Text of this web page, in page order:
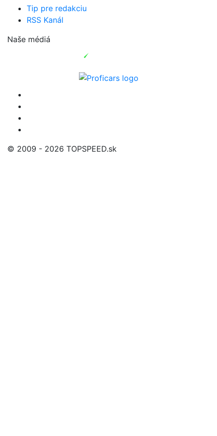
Tip pre redakciu
RSS Kanál
Naše médiá
© 2009 - 2026 TOPSPEED.sk